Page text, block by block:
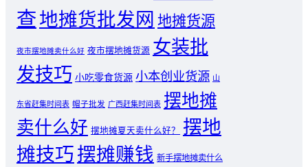
查地摊货批发网 地摊货源
夜市摆地摊卖什么好 夜市摆地摊货源 女装批
发技巧 小吃零食货源 小本创业货源 山
东省赶集时间表 帽子批发 广西赶集时间表 摆地摊
卖什么好 摆地摊夏天卖什么好？
摆地
摊技巧摆摊赚钱 新手摆地摊卖什么